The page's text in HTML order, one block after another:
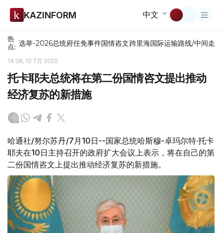
KAZINFORM 中文
热
点: 选举-2026总统府任免事件国情咨文跨里海国际运输路线/中间走廊
14:38, 10 7月 2020
托卡耶夫总统将在第二份国情咨文提出推动
经济复苏的新措施
哈通社/努尔苏丹/7月10日--国家总统哈斯穆-卓玛尔特·托卡
耶夫在10日主持召开的政府扩大会议上表示，将在自己的第
二份国情咨文上提出推动经济复苏的新措施。